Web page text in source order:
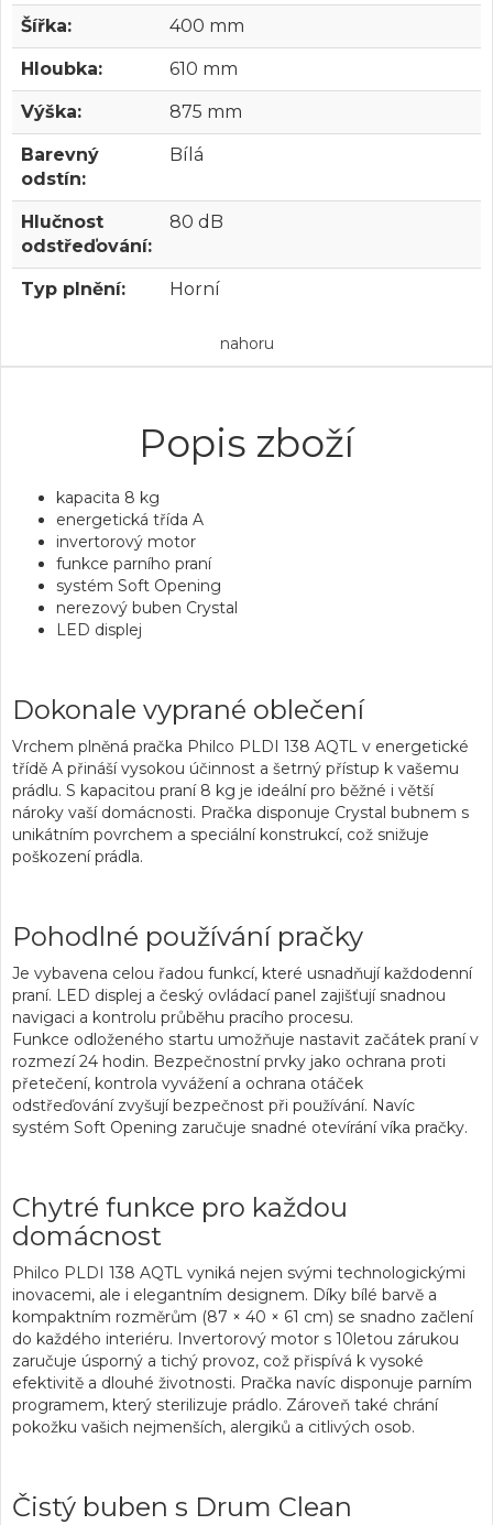
Šířka: 400 mm
Hloubka: 610 mm
Výška: 875 mm
Barevný
odstín:
Bílá
Hlučnost
odstřeďování:
80 dB
Typ plnění: Horní
nahoru
Popis zboží
kapacita 8 kg
energetická třída A
invertorový motor
funkce parního praní
systém Soft Opening
nerezový buben Crystal
LED displej
Dokonale vyprané oblečení
Vrchem plněná pračka Philco PLDI 138 AQTL v energetické
třídě A přináší vysokou účinnost a šetrný přístup k vašemu
prádlu. S kapacitou praní 8 kg je ideální pro běžné i větší
nároky vaší domácnosti. Pračka disponuje Crystal bubnem s
unikátním povrchem a speciální konstrukcí, což snižuje
poškození prádla.
Pohodlné používání pračky
Je vybavena celou řadou funkcí, které usnadňují každodenní
praní. LED displej a český ovládací panel zajišťují snadnou
navigaci a kontrolu průběhu pracího procesu.
Funkce odloženého startu umožňuje nastavit začátek praní v
rozmezí 24 hodin. Bezpečnostní prvky jako ochrana proti
přetečení, kontrola vyvážení a ochrana otáček
odstřeďování zvyšují bezpečnost při používání. Navíc
systém Soft Opening zaručuje snadné otevírání víka pračky.
Chytré funkce pro každou
domácnost
Philco PLDI 138 AQTL vyniká nejen svými technologickými
inovacemi, ale i elegantním designem. Díky bílé barvě a
kompaktním rozměrům (87 × 40 × 61 cm) se snadno začlení
do každého interiéru. Invertorový motor s 10letou zárukou
zaručuje úsporný a tichý provoz, což přispívá k vysoké
efektivitě a dlouhé životnosti. Pračka navíc disponuje parním
programem, který sterilizuje prádlo. Zároveň také chrání
pokožku vašich nejmenších, alergiků a citlivých osob.
Čistý buben s Drum Clean